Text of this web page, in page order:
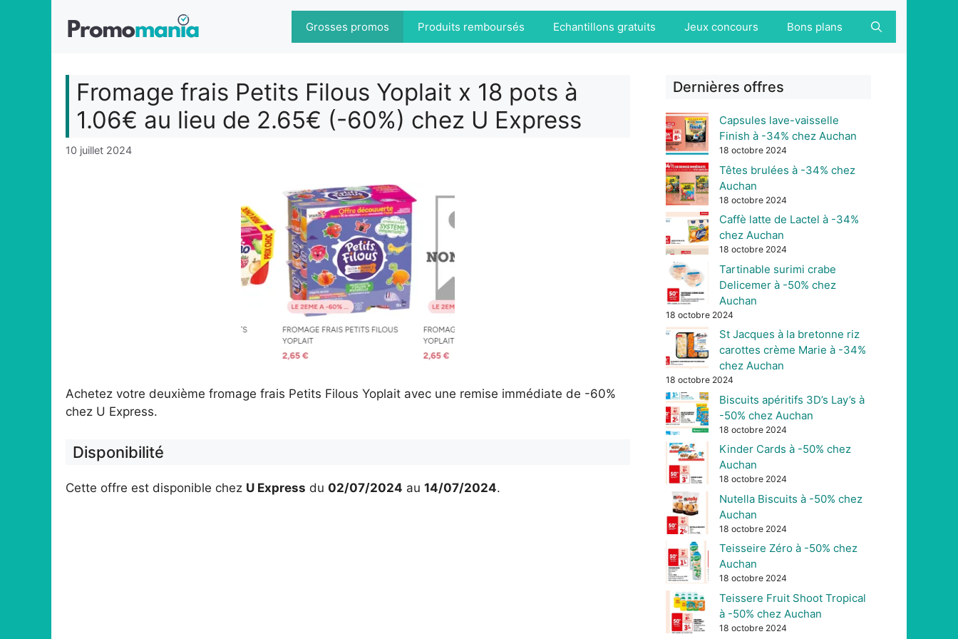
Grosses promos Produits remboursés Echantillons gratuits Jeux concours Bons plans
Fromage frais Petits Filous Yoplait x 18 pots à
1.06€ au lieu de 2.65€ (-60%) chez U Express
10 juillet 2024
Achetez votre deuxième fromage frais Petits Filous Yoplait avec une remise immédiate de -60%
chez U Express.
Disponibilité
Cette offre est disponible chez U Express du 02/07/2024 au 14/07/2024.
Dernières offres
Capsules lave-vaisselle
Finish à -34% chez Auchan
18 octobre 2024
Têtes brulées à -34% chez
Auchan
18 octobre 2024
Caffè latte de Lactel à -34%
chez Auchan
18 octobre 2024
Tartinable surimi crabe
Delicemer à -50% chez
Auchan
18 octobre 2024
St Jacques à la bretonne riz
carottes crème Marie à -34%
chez Auchan
18 octobre 2024
Biscuits apéritifs 3D’s Lay’s à
-50% chez Auchan
18 octobre 2024
Kinder Cards à -50% chez
Auchan
18 octobre 2024
Nutella Biscuits à -50% chez
Auchan
18 octobre 2024
Teisseire Zéro à -50% chez
Auchan
18 octobre 2024
Teissere Fruit Shoot Tropical
à -50% chez Auchan
18 octobre 2024